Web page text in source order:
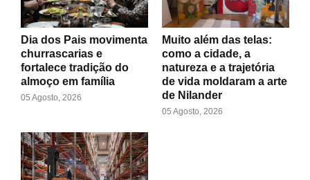
Dia dos Pais movimenta
churrascarias e
fortalece tradição do
almoço em família
05 Agosto, 2026
Muito além das telas:
como a cidade, a
natureza e a trajetória
de vida moldaram a arte
de Nilander
05 Agosto, 2026